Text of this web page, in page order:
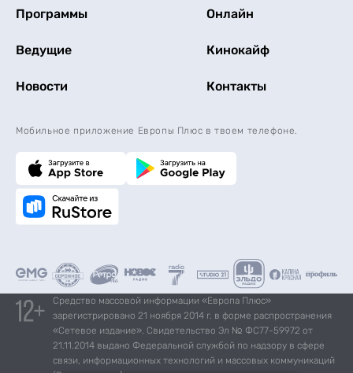
Программы Онлайн
Ведущие Кинокайф
Новости Контакты
Мобильное приложение Европы Плюс в твоем телефоне.
Средство массовой информации «Европа Плюс»
зарегистрировано 21 ноября 2014 г. в форме распространения
«Сетевое издание». Свидетельство Эл № ФС77-59972 от
21.11.2014 выдано Федеральной службой по надзору в сфере
связи, информационных технологий и массовых коммуникаций